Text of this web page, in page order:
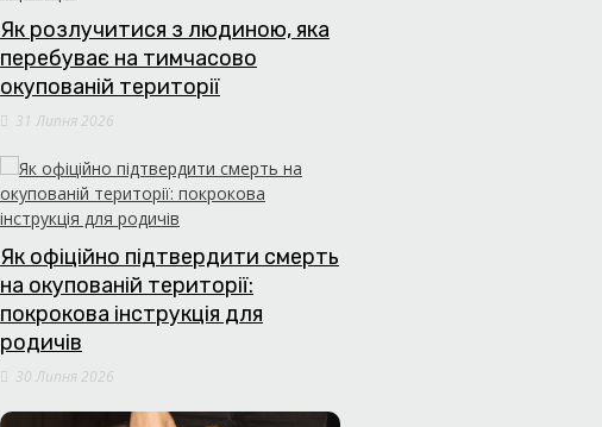
Як розлучитися з людиною, яка
перебуває на тимчасово
окупованій території
31 Липня 2026
Як офіційно підтвердити смерть
на окупованій території:
покрокова інструкція для
родичів
30 Липня 2026